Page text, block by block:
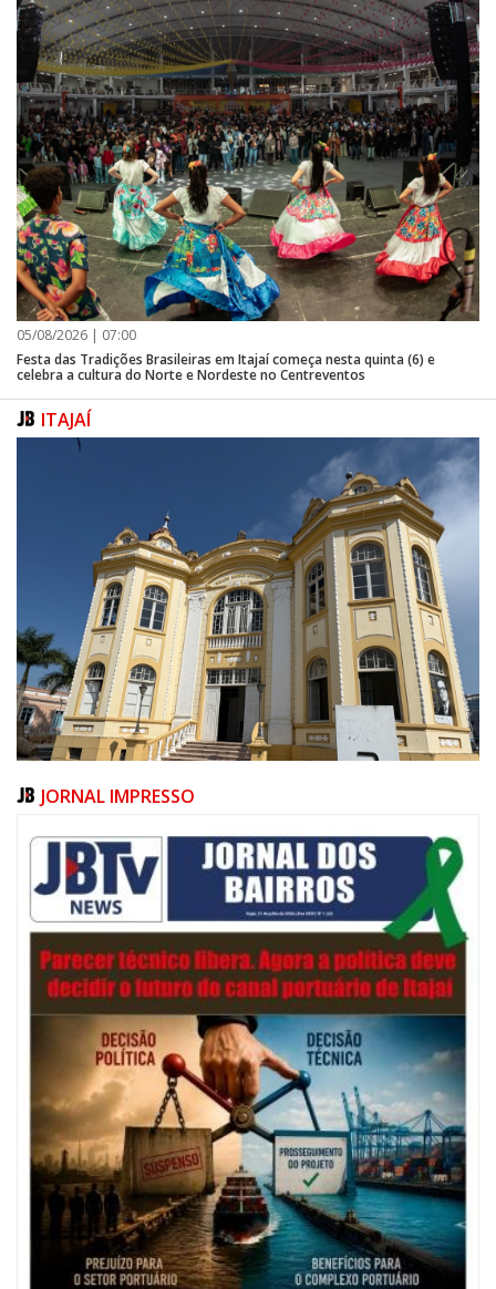
05/08/2026 | 07:00
Festa das Tradições Brasileiras em Itajaí começa nesta quinta (6) e
celebra a cultura do Norte e Nordeste no Centreventos
ITAJAÍ
05/08/2026 | 07:00
Salão Nobre Rui Barbosa do Palácio Marcos Konder abrigará gabinete
protocolar do Município
ITAJAÍ
JORNAL IMPRESSO